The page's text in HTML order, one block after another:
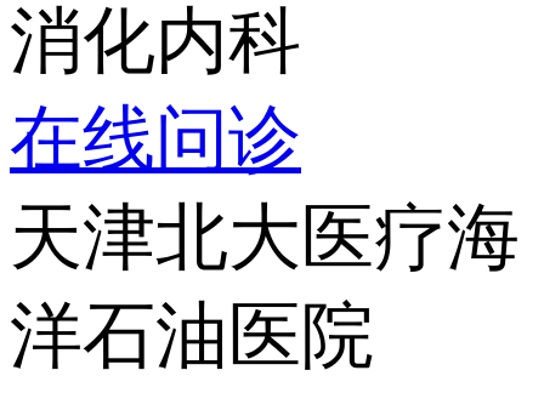
消化内科
在线问诊
天津北大医疗海
洋石油医院